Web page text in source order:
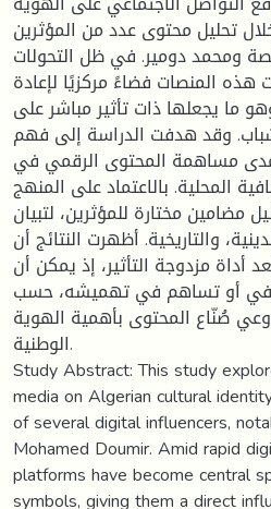
تحليل محتوى عدد من المؤثرين
ومحمد دومير. في ظل التحولات
هذه المنصات فضاءً مركزيًا لإعادة
ما يجعلها ذات تأثير مباشر على
وقد هدفت الدراسة إلى فهم
مدى مساهمة المحتوى الرقمي في
المحلية. بالاعتماد على المنهج
مضامين مختارة للمؤثرين، لتبيان
والتاريخية. أظهرت النتائج أن
أداة مزدوجة التأثير، إذ يمكن أن
أو تساهم في تهميشه، حسب
صُنّاع المحتوى بأهمية الهوية
الوطنية.
Study Abstract: This study
media on Algerian cultural
of several digital influencers,
Mohamed Doumir. Amid rapid
platforms have become central
symbols, giving them a direct